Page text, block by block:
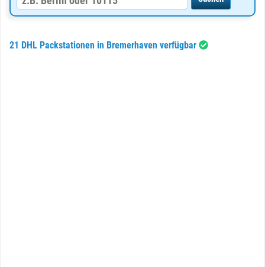
21 DHL Packstationen in Bremerhaven verfügbar